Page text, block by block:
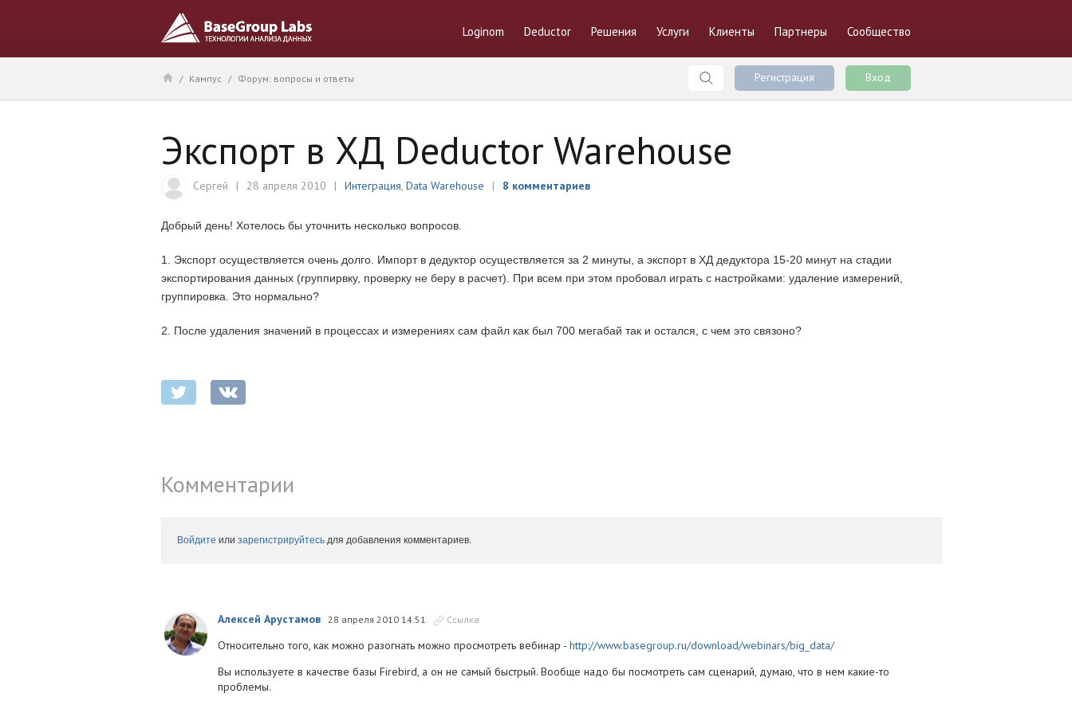
Loginom Deductor Решения Услуги Клиенты Партнеры Сообщество
/ Кампус / Форум: вопросы и ответы Регистрация Вход
Экспорт в ХД Deductor Warehouse
Сергей 28 апреля 2010 Интеграция, Data Warehouse 8 комментариев
Добрый день! Хотелось бы уточнить несколько вопросов.
1. Экспорт осуществляется очень долго. Импорт в дедуктор осуществляется за 2 минуты, а экспорт в ХД дедуктора 15-20 минут на стадии
экспортирования данных (группирвку, проверку не беру в расчет). При всем при этом пробовал играть с настройками: удаление измерений,
группировка. Это нормально?
2. После удаления значений в процессах и измерениях сам файл как был 700 мегабай так и остался, с чем это связоно?
Комментарии
Войдите или зарегистрируйтесь для добавления комментариев.
Алексей Арустамов 28 апреля 2010 14:51 Ссылка
Относительно того, как можно разогнать можно просмотреть вебинар - http://www.basegroup.ru/download/webinars/big_data/
Вы используете в качестве базы Firebird, а он не самый быстрый. Вообще надо бы посмотреть сам сценарий, думаю, что в нем какие-то
проблемы.